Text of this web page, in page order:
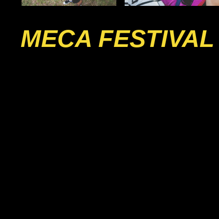
MECA